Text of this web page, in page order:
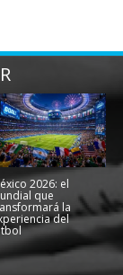
2026: el
que
la
del